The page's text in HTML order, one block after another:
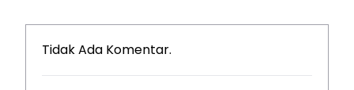
Tidak Ada Komentar.